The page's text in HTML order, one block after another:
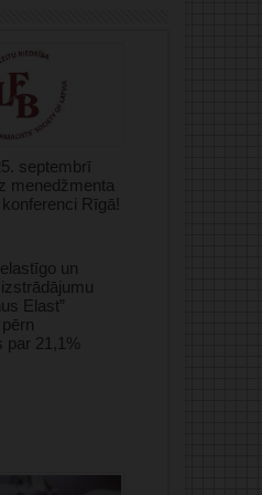
septembrī
menedžmenta
Rīgā!
un
Elast”
par 21,1%